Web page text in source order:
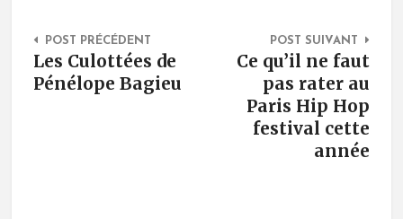
Post Navigation
POST PRÉCÉDENT
Les Culottées de
Pénélope Bagieu
POST SUIVANT
Ce qu’il ne faut
pas rater au
Paris Hip Hop
festival cette
année